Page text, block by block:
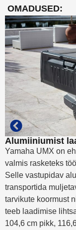
OMADUSED:
Alumiiniumist
Yamaha UMX on
valmis rasketeks
Selle vastupidav
transportida
tarvikute koormust
teeb laadimise
104,6 cm pikk,